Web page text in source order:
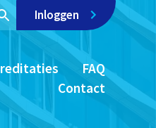
Inloggen
FAQ
Contact